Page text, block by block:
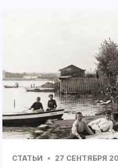
СТАТЬИ 27 СЕНТЯБРЯ